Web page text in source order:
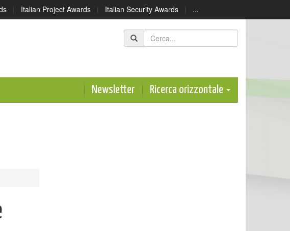
| Italian Project Awards | Italian Security Awards | ...
Newsletter Ricerca orizzontale